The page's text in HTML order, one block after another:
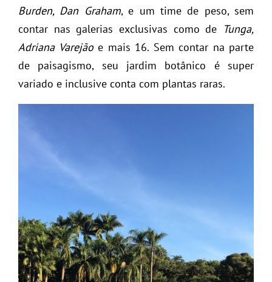
Burden, Dan Graham, e um time de peso, sem
contar nas galerias exclusivas como de Tunga,
Adriana Varejãoe mais 16. Sem contar na parte
de paisagismo, seu jardim botânico é super
variado e inclusive conta com plantas raras.